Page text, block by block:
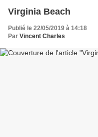
Virginia Beach
Publié le 22/05/2019 à 14:18
Par Vincent Charles